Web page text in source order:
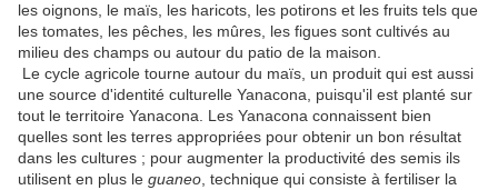
les oignons, le maïs, les haricots, les potirons et les fruits tels que
les tomates, les pêches, les mûres, les figues sont cultivés au
milieu des champs ou autour du patio de la maison.
Le cycle agricole tourne autour du maïs, un produit qui est aussi
une source d'identité culturelle Yanacona, puisqu'il est planté sur
tout le territoire Yanacona. Les Yanacona connaissent bien
quelles sont les terres appropriées pour obtenir un bon résultat
dans les cultures ; pour augmenter la productivité des semis ils
utilisent en plus le guaneo , technique qui consiste à fertiliser la